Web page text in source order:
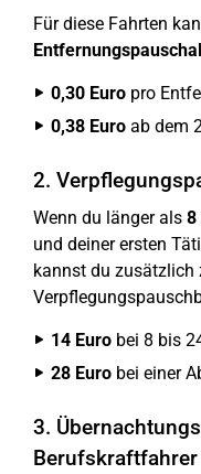
Für diese Fahrten
0,30 Euro pro
0,38 Euro ab dem
2.
Wenn du länger als 8
und deiner ersten
kannst du zusätzlich
14 Euro bei 8 bis
28 Euro bei einer
3.
Berufskraftfahrer